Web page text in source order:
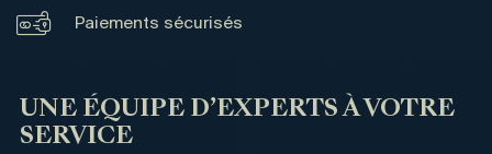
Paiements sécurisés
UNE ÉQUIPE D’EXPERTS À VOTRE
SERVICE